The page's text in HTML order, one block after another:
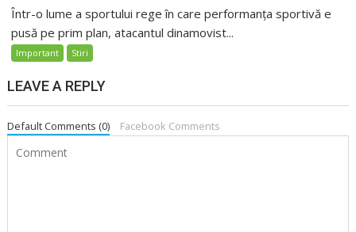
Într-o lume a sportului rege în care performanța sportivă e
pusă pe prim plan, atacantul dinamovist...
Important Stiri
LEAVE A REPLY
Default Comments (0) Facebook Comments